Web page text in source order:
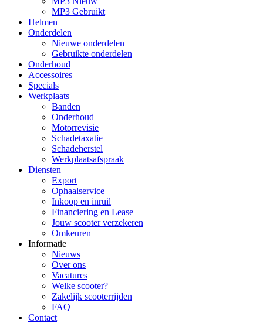
MP3 Gebruikt
Helmen
Onderdelen
Nieuwe onderdelen
Gebruikte onderdelen
Onderhoud
Accessoires
Specials
Werkplaats
Banden
Onderhoud
Motorrevisie
Schadetaxatie
Schadeherstel
Werkplaatsafspraak
Diensten
Export
Ophaalservice
Inkoop en inruil
Financiering en Lease
Jouw scooter verzekeren
Omkeuren
Informatie
Nieuws
Over ons
Vacatures
Welke scooter?
Zakelijk scooterrijden
FAQ
Contact